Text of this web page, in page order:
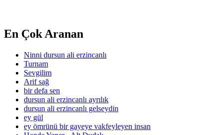
En Çok Aranan
Ninni dursun ali erzincanlı
Turnam
Sevgilim
Arif sağ
bir defa sen
dursun ali erzincanlı ayrılık
dursun ali erzincanlı gelseydin
ey gül
ey ömrünü bir gayeye vakfeyleyen insan